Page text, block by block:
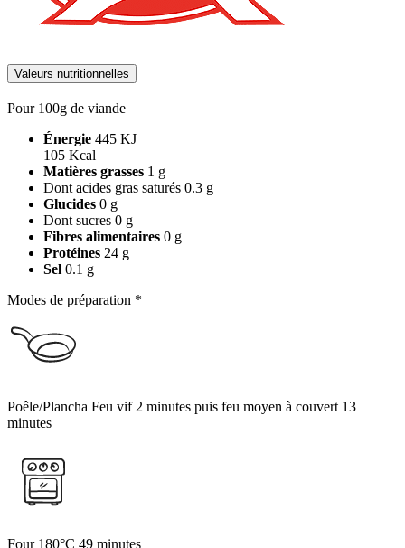
Valeurs nutritionnelles
Pour 100g de viande
Énergie 445 KJ
105 Kcal
Matières grasses 1 g
Dont acides gras saturés 0.3 g
Glucides 0 g
Dont sucres 0 g
Fibres alimentaires 0 g
Protéines 24 g
Sel 0.1 g
Modes de préparation *
Poêle/Plancha Feu vif 2 minutes puis feu moyen à couvert 13
minutes
Four 180°C 49 minutes